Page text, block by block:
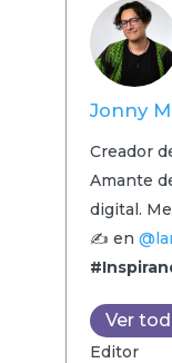
Jonny
Creador
Amante
digital.
✍️ en
Ver
Editor